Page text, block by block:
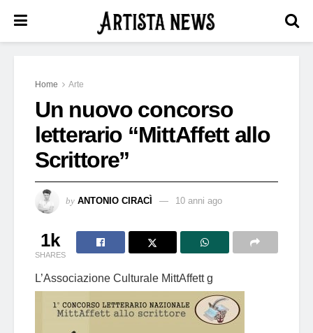
Home Arte
Un nuovo concorso
letterario “MittAffett allo
Scrittore”
by ANTONIO CIRACÌ 10 anni ago
1k
SHARES
L’Associazione Culturale MittAffett g